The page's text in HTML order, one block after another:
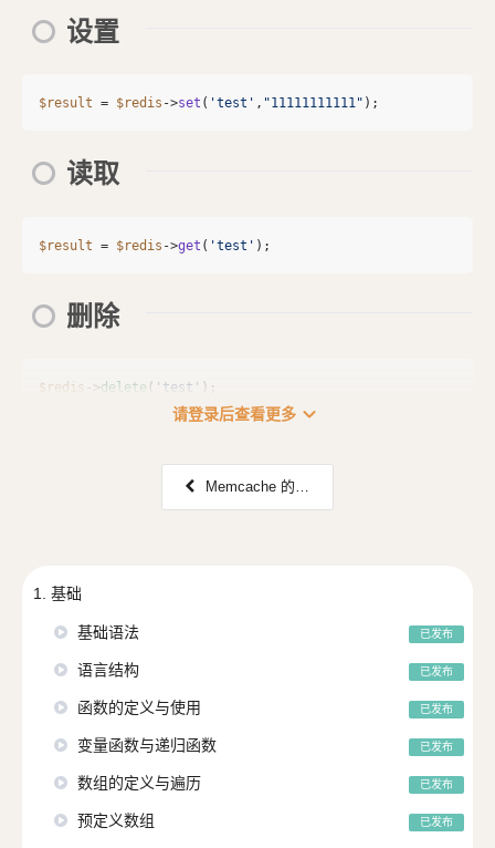
设置
$result = $redis ->set ( 'test' , "11111111111" );
读取
$result = $redis ->get ( 'test' );
删除
$redis ->delete ( 'test' );
请登录后查看更多 expand_more
1. 基础
基础语法 已发布
语言结构 已发布
函数的定义与使用 已发布
变量函数与递归函数 已发布
数组的定义与遍历 已发布
预定义数组 已发布